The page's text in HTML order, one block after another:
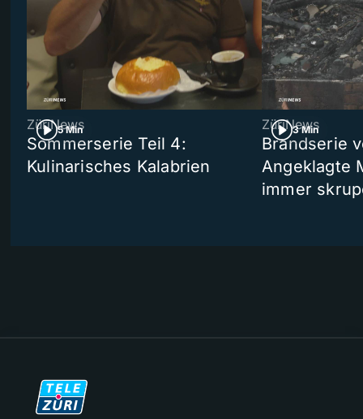
5 Min
ZüriNews
Sommerserie Teil 4:
Kulinarisches Kalabrien
3 Min
ZüriNews
Brandserie
Angeklagte
immer